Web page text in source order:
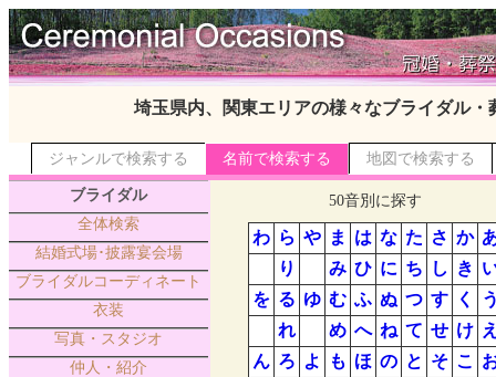
埼玉県内、関東エリアの様々なブライダル
ジャンルで検索する 名前で検索する 地図で検索する
ブライダル
全体検索
結婚式場･披露宴会場
ブライダルコーディネート
衣装
写真・スタジオ
仲人・紹介
50音別に探す
わ ら や ま は な た さ か
り
み ひ に ち し き
を る ゆ む ふ ぬ つ す く
れ
め へ ね て せ け
ん ろ よ も ほ の と そ こ